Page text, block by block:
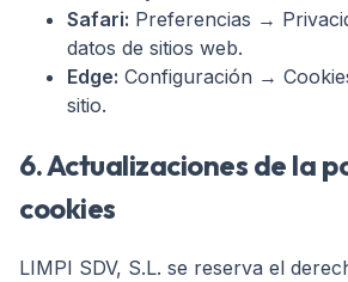
Safari: Preferencias →
datos de sitios web.
Edge: Configuración →
sitio.
6. Actualizaciones de la
cookies
LIMPI SDV, S.L. se reserva el